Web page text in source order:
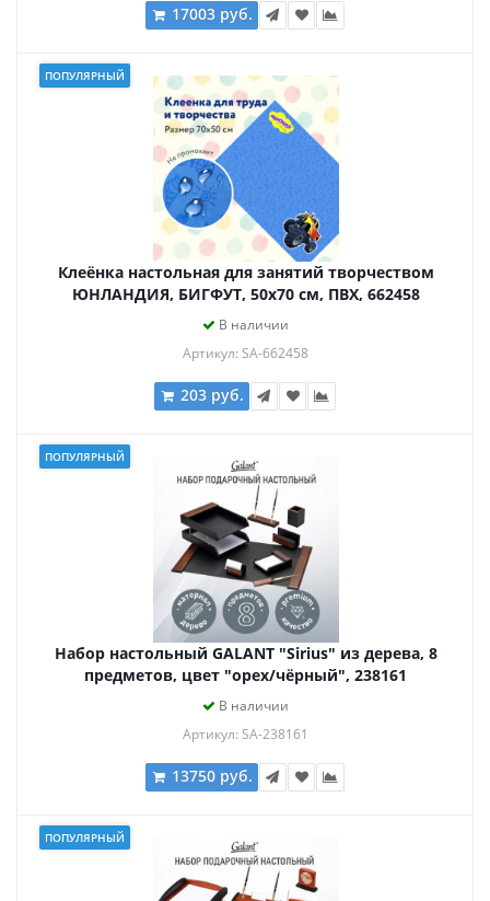
17003 руб.
ПОПУЛЯРНЫЙ
Клеёнка настольная для занятий творчеством
ЮНЛАНДИЯ, БИГФУТ, 50х70 см, ПВХ, 662458
В наличии
Артикул: SA-662458
203 руб.
ПОПУЛЯРНЫЙ
Набор настольный GALANT "Sirius" из дерева, 8
предметов, цвет "орех/чёрный", 238161
В наличии
Артикул: SA-238161
13750 руб.
ПОПУЛЯРНЫЙ